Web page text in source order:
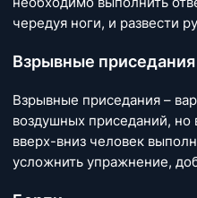
чередуя ноги, и развести
Взрывные приседания
Взрывные приседания –
воздушных приседаний,
вверх-вниз человек
усложнить упражнение,